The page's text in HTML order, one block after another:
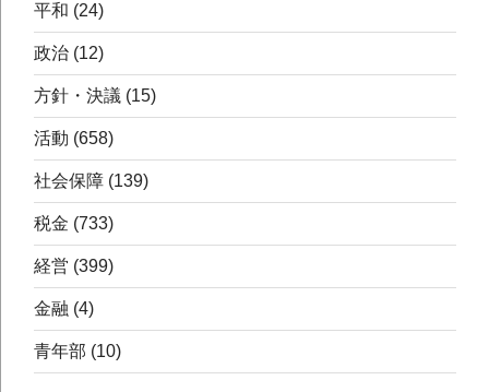
平和 (24)
政治 (12)
方針・決議 (15)
活動 (658)
社会保障 (139)
税金 (733)
経営 (399)
金融 (4)
青年部 (10)